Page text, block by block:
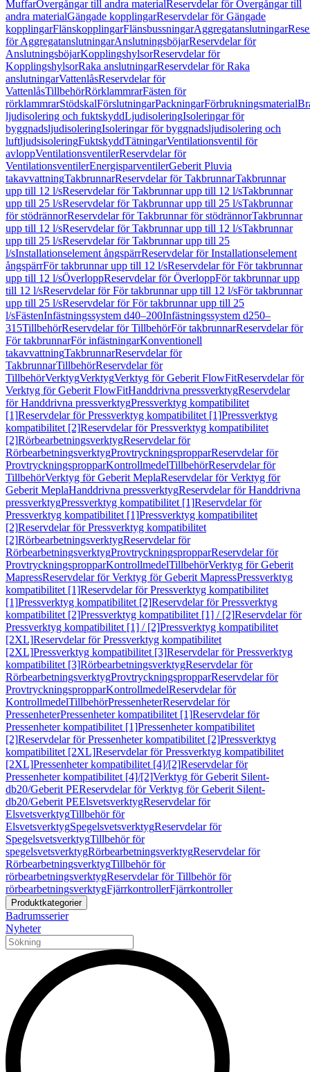
MuffarÖvergångar till andra materialReservdelar för Övergångar till
andra materialGängade kopplingarReservdelar för Gängade
kopplingarFlänskopplingarFlänsbussningarAggregatanslutningar
för AggregatanslutningarAnslutningsböjarReservdelar för
AnslutningsböjarKopplingshylsorReservdelar för
KopplingshylsorRaka anslutningarReservdelar för Raka
anslutningarVattenlåsReservdelar för
VattenlåsTillbehörRörklammrarFästen för
rörklammrarStödskalFörslutningarPackningarFörbrukningsmaterial
ljudisolering och fuktskyddLjudisoleringIsoleringar för
byggnadsljudisoleringIsoleringar för byggnadsljudisolering och
luftljudsisoleringFuktskyddTätningarVentilationsventil för
avloppVentilationsventilerReservdelar för
VentilationsventilerEnergisparventilerGeberit Pluvia
takavvattningTakbrunnarReservdelar för TakbrunnarTakbrunnar
upp till 12 l/sReservdelar för Takbrunnar upp till 12 l/sTakbrunnar
upp till 25 l/sReservdelar för Takbrunnar upp till 25 l/sTakbrunnar
för stödrännorReservdelar för Takbrunnar för stödrännorTakbrunnar
upp till 12 l/sReservdelar för Takbrunnar upp till 12 l/sTakbrunnar
upp till 25 l/sReservdelar för Takbrunnar upp till 25
l/sInstallationselement ångspärrReservdelar för Installationselement
ångspärrFör takbrunnar upp till 12 l/sReservdelar för För takbrunnar
upp till 12 l/sÖverloppReservdelar för ÖverloppFör takbrunnar upp
till 12 l/sReservdelar för För takbrunnar upp till 12 l/sFör takbrunnar
upp till 25 l/sReservdelar för För takbrunnar upp till 25
l/sFästenInfästningssystem d40–200Infästningssystem d250–
315TillbehörReservdelar för TillbehörFör takbrunnarReservdelar för
För takbrunnarFör infästningarKonventionell
takavvattningTakbrunnarReservdelar för
TakbrunnarTillbehörReservdelar för
TillbehörVerktygVerktygVerktyg för Geberit FlowFitReservdelar för
Verktyg för Geberit FlowFitHanddrivna pressverktygReservdelar
för Handdrivna pressverktygPressverktyg kompatibilitet
[1]Reservdelar för Pressverktyg kompatibilitet [1]Pressverktyg
kompatibilitet [2]Reservdelar för Pressverktyg kompatibilitet
[2]RörbearbetningsverktygReservdelar för
RörbearbetningsverktygProvtryckningspropparReservdelar för
ProvtryckningspropparKontrollmedelTillbehörReservdelar för
TillbehörVerktyg för Geberit MeplaReservdelar för Verktyg för
Geberit MeplaHanddrivna pressverktygReservdelar för Handdrivna
pressverktygPressverktyg kompatibilitet [1]Reservdelar för
Pressverktyg kompatibilitet [1]Pressverktyg kompatibilitet
[2]Reservdelar för Pressverktyg kompatibilitet
[2]RörbearbetningsverktygReservdelar för
RörbearbetningsverktygProvtryckningspropparReservdelar för
ProvtryckningspropparKontrollmedelTillbehörVerktyg för Geberit
MapressReservdelar för Verktyg för Geberit MapressPressverktyg
kompatibilitet [1]Reservdelar för Pressverktyg kompatibilitet
[1]Pressverktyg kompatibilitet [2]Reservdelar för Pressverktyg
kompatibilitet [2]Pressverktyg kompatibilitet [1] / [2]Reservdelar för
Pressverktyg kompatibilitet [1] / [2]Pressverktyg kompatibilitet
[2XL]Reservdelar för Pressverktyg kompatibilitet
[2XL]Pressverktyg kompatibilitet [3]Reservdelar för Pressverktyg
kompatibilitet [3]RörbearbetningsverktygReservdelar för
RörbearbetningsverktygProvtryckningspropparReservdelar för
ProvtryckningspropparKontrollmedelReservdelar för
KontrollmedelTillbehörPressenheterReservdelar för
PressenheterPressenheter kompatibilitet [1]Reservdelar för
Pressenheter kompatibilitet [1]Pressenheter kompatibilitet
[2]Reservdelar för Pressenheter kompatibilitet [2]Pressverktyg
kompatibilitet [2XL]Reservdelar för Pressverktyg kompatibilitet
[2XL]Pressenheter kompatibilitet [4]/[2]Reservdelar för
Pressenheter kompatibilitet [4]/[2]Verktyg för Geberit Silent-
db20/Geberit PEReservdelar för Verktyg för Geberit Silent-
db20/Geberit PEElsvetsverktygReservdelar för
ElsvetsverktygTillbehör för
ElsvetsverktygSpegelsvetsverktygReservdelar för
SpegelsvetsverktygTillbehör för
spegelsvetsverktygRörbearbetningsverktygReservdelar för
RörbearbetningsverktygTillbehör för
rörbearbetningsverktygReservdelar för Tillbehör för
rörbearbetningsverktygFjärrkontrollerFjärrkontroller
Produktkategorier
Badrumsserier
Nyheter